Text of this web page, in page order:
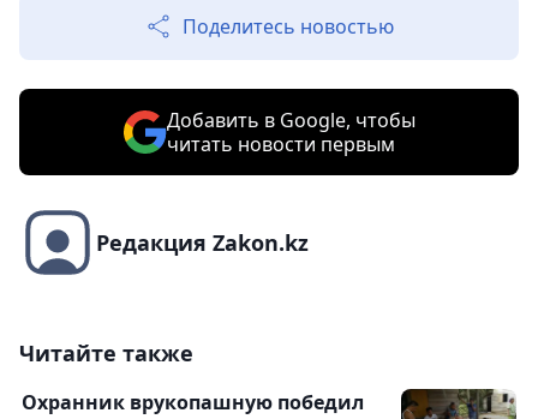
Поделитесь новостью
Добавить в Google, чтобы
читать новости первым
Редакция Zakon.kz
Читайте также
Охранник врукопашную победил